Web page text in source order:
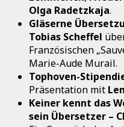
Olga Radetzkaja.
Gläserne
Tobias Scheffel
Französischen
Marie-Aude Murail.
Tophoven-
Präsentation mit
Keiner kennt das
sein Übersetzer –